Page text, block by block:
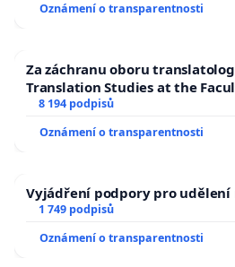
Oznámení o transparentnosti
Za záchranu oboru
Translation Studies at the
University
8 194 podpisů
Oznámení o transparentnosti
Vyjádření podpory pro udělení
1 749 podpisů
Oznámení o transparentnosti